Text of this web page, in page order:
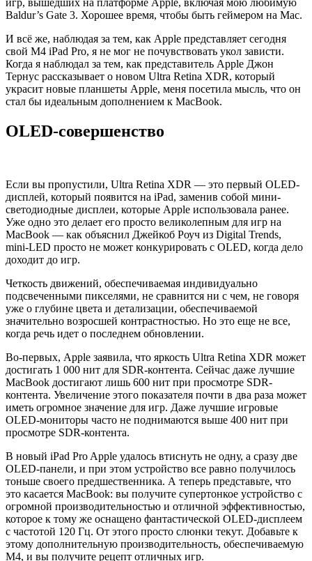
Baldur’s Gate 3. Хорошее время, чтобы быть геймером на Mac.
И всё же, наблюдая за тем, как Apple представляет сегодня
свой M4 iPad Pro, я не мог не почувствовать укол зависти.
Когда я наблюдал за тем, как представитель Apple Джон
Тернус рассказывает о новом Ultra Retina XDR, который
украсит новые планшеты Apple, меня посетила мысль, что он
стал бы идеальным дополнением к MacBook.
OLED-совершенство
Если вы пропустили, Ultra Retina XDR — это первый OLED-
дисплей, который появится на iPad, заменив собой мини-
светодиодные дисплеи, которые Apple использовала ранее.
Уже одно это делает его просто великолепным для игр на
MacBook — как объяснил Джейкоб Роуч из Digital Trends,
mini-LED просто не может конкурировать с OLED, когда дело
доходит до игр.
Четкость движений, обеспечиваемая индивидуально
подсвеченными пикселями, не сравнится ни с чем, не говоря
уже о глубине цвета и детализации, обеспечиваемой
значительно возросшей контрастностью. Но это еще не все,
когда речь идет о последнем обновлении.
Во-первых, Apple заявила, что яркость Ultra Retina XDR может
достигать 1 000 нит для SDR-контента. Сейчас даже лучшие
MacBook достигают лишь 600 нит при просмотре SDR-
контента. Увеличение этого показателя почти в два раза может
иметь огромное значение для игр. Даже лучшие игровые
OLED-мониторы часто не поднимаются выше 400 нит при
просмотре SDR-контента.
В новый iPad Pro Apple удалось втиснуть не одну, а сразу две
OLED-панели, и при этом устройство все равно получилось
тоньше своего предшественника. А теперь представьте, что
это касается MacBook: вы получите супертонкое устройство с
огромной производительностью и отличной эффективностью,
которое к тому же оснащено фантастической OLED-дисплеем
с частотой 120 Гц. От этого просто слюнки текут. Добавьте к
этому дополнительную производительность, обеспечиваемую
M4, и вы получите рецепт отличных игр.